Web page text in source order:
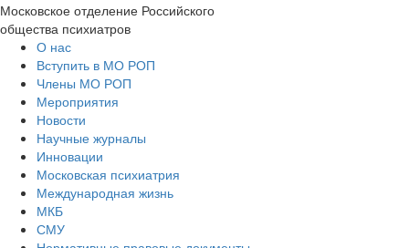
Московское отделение Российского
общества психиатров
О нас
Вступить в МО РОП
Члены МО РОП
Мероприятия
Новости
Научные журналы
Инновации
Московская психиатрия
Международная жизнь
МКБ
СМУ